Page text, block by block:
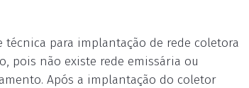
para implantação de rede coletora
pois não existe rede emissária ou
Após a implantação do coletor